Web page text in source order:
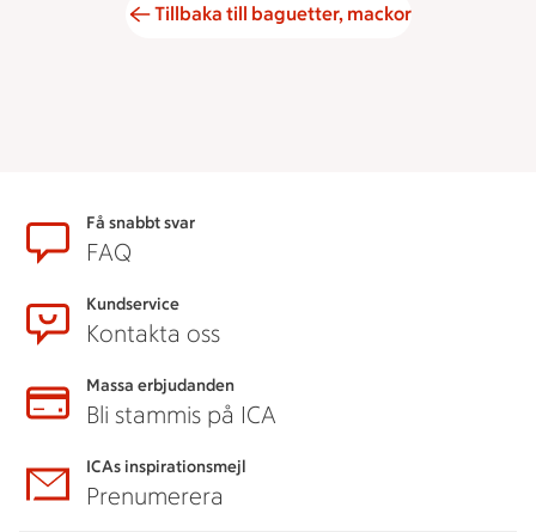
Tillbaka till baguetter, mackor
SidfotFå snabbt svar
FAQ
Kundservice
Kontakta oss
Massa erbjudanden
Bli stammis på ICA
ICAs inspirationsmejl
Prenumerera